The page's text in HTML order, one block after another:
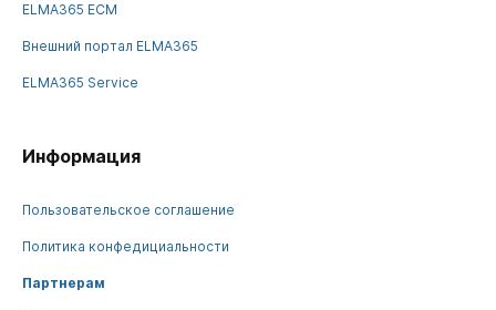
ELMA365 ECM
Внешний портал ELMA365
ELMA365 Service
Информация
Пользовательское соглашение
Политика конфедициальности
Партнерам